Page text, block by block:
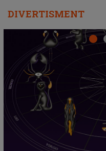
DIVERTISMENT